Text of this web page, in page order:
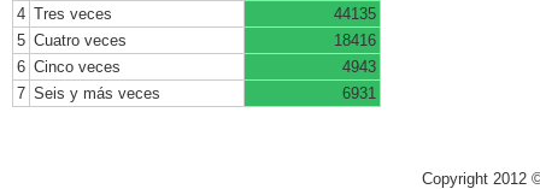
4 Tres veces
44135
5 Cuatro veces
18416
6 Cinco veces
4943
7 Seis y más veces 6931
Copyright 2012